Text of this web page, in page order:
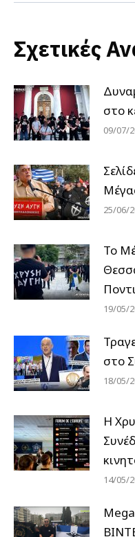
Σχετικές
στο
09/07/
25/06/
Το
19/05/
στο
18/05/
Η
14/05/